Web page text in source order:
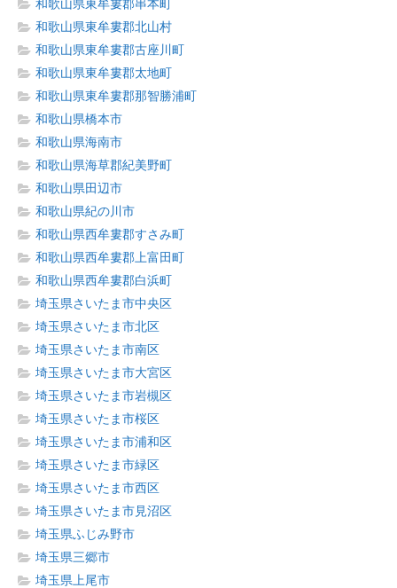
和歌山県東牟婁郡串本町
和歌山県東牟婁郡北山村
和歌山県東牟婁郡古座川町
和歌山県東牟婁郡太地町
和歌山県東牟婁郡那智勝浦町
和歌山県橋本市
和歌山県海南市
和歌山県海草郡紀美野町
和歌山県田辺市
和歌山県紀の川市
和歌山県西牟婁郡すさみ町
和歌山県西牟婁郡上富田町
和歌山県西牟婁郡白浜町
埼玉県さいたま市中央区
埼玉県さいたま市北区
埼玉県さいたま市南区
埼玉県さいたま市大宮区
埼玉県さいたま市岩槻区
埼玉県さいたま市桜区
埼玉県さいたま市浦和区
埼玉県さいたま市緑区
埼玉県さいたま市西区
埼玉県さいたま市見沼区
埼玉県ふじみ野市
埼玉県三郷市
埼玉県上尾市